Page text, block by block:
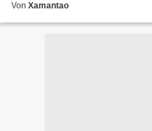
Von Xamantao